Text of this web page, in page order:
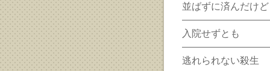
並ばずに済んだけど
入院せずとも
逃れられない殺生